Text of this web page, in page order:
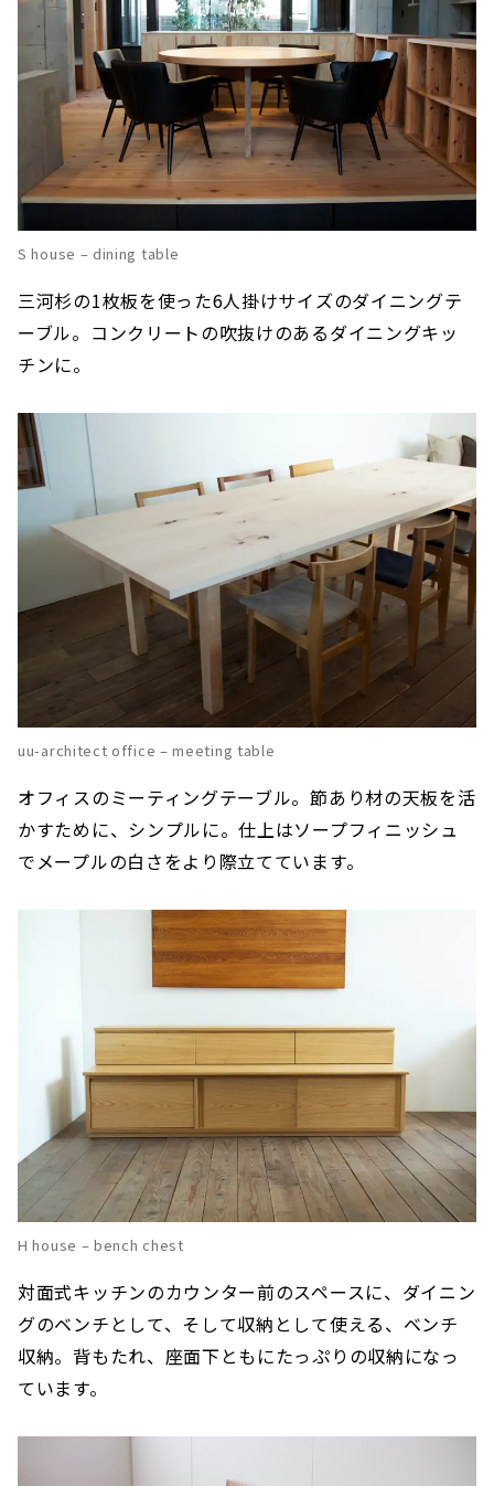
S house – dining table
三河杉の1枚板を使った6人掛けサイズのダイニングテ
ーブル。コンクリートの吹抜けのあるダイニングキッ
チンに。
uu-architect office – meeting table
オフィスのミーティングテーブル。節あり材の天板を活
かすために、シンプルに。仕上はソープフィニッシュ
でメープルの白さをより際立てています。
H house – bench chest
対面式キッチンのカウンター前のスペースに、ダイニン
グのベンチとして、そして収納として使える、ベンチ
収納。背もたれ、座面下ともにたっぷりの収納になっ
ています。